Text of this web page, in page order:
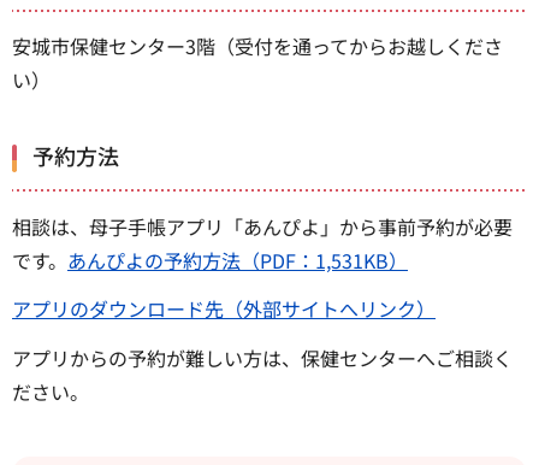
安城市保健センター3階（受付を通ってからお越しくださ
い）
予約方法
相談は、母子手帳アプリ「あんぴよ」から事前予約が必要
です。 あんぴよの予約方法（PDF：1,531KB）
アプリのダウンロード先（外部サイトへリンク）
アプリからの予約が難しい方は、保健センターへご相談く
ださい。